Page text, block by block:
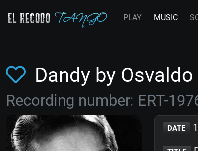
PLAY MUSIC
Dandy by Osvaldo
Recording number: ERT-
DATE